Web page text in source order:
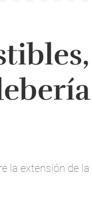
la extensión de